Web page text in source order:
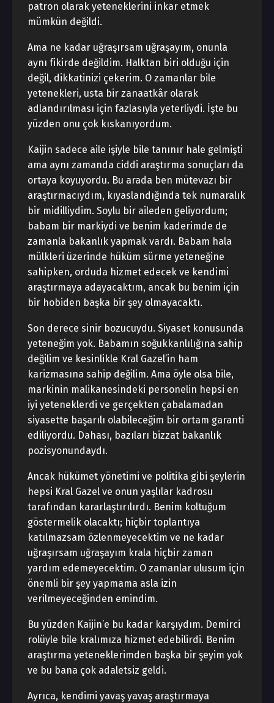
patron olarak yeteneklerini inkar etmek
mümkün değildi.
Ama ne kadar uğraşırsam uğraşayım, onunla
aynı fikirde değildim. Halktan biri olduğu için
değil, dikkatinizi çekerim. O zamanlar bile
yetenekleri, usta bir zanaatkâr olarak
adlandırılması için fazlasıyla yeterliydi. İşte bu
yüzden onu çok kıskanıyordum.
Kaijin sadece aile işiyle bile tanınır hale gelmişti
ama aynı zamanda ciddi araştırma sonuçları da
ortaya koyuyordu. Bu arada ben mütevazı bir
araştırmacıydım, kıyaslandığında tek numaralık
bir midilliydim. Soylu bir aileden geliyordum;
babam bir markiydi ve benim kaderimde de
zamanla bakanlık yapmak vardı. Babam hala
mülkleri üzerinde hüküm sürme yeteneğine
sahipken, orduda hizmet edecek ve kendimi
araştırmaya adayacaktım, ancak bu benim için
bir hobiden başka bir şey olmayacaktı.
Son derece sinir bozucuydu. Siyaset konusunda
yeteneğim yok. Babamın soğukkanlılığına sahip
değilim ve kesinlikle Kral Gazel’in ham
karizmasına sahip değilim. Ama öyle olsa bile,
markinin malikanesindeki personelin hepsi en
iyi yeteneklerdi ve gerçekten çabalamadan
siyasette başarılı olabileceğim bir ortam garanti
ediliyordu. Dahası, bazıları bizzat bakanlık
pozisyonundaydı.
Ancak hükümet yönetimi ve politika gibi şeylerin
hepsi Kral Gazel ve onun yaşlılar kadrosu
tarafından kararlaştırılırdı. Benim koltuğum
göstermelik olacaktı; hiçbir toplantıya
katılmazsam özlenmeyecektim ve ne kadar
uğraşırsam uğraşayım krala hiçbir zaman
yardım edemeyecektim. O zamanlar ulusum için
önemli bir şey yapmama asla izin
verilmeyeceğinden emindim.
Bu yüzden Kaijin’e bu kadar karşıydım. Demirci
rolüyle bile kralımıza hizmet edebilirdi. Benim
araştırma yeteneklerimden başka bir şeyim yok
ve bu bana çok adaletsiz geldi.
Ayrıca, kendimi yavaş yavaş araştırmaya